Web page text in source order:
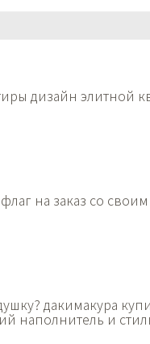
дизайн элитной
флаг на заказ со
дакимакура
наполнитель и